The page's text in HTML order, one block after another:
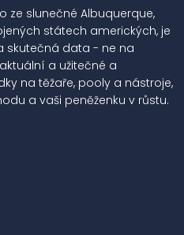
ze slunečné Albuquerque,
státech amerických, je
skutečná data - ne na
a užitečné a
na těžaře, pooly a nástroje,
a vaši peněženku v růstu.